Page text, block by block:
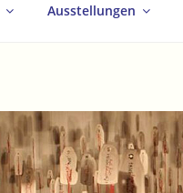
Ausstellungen